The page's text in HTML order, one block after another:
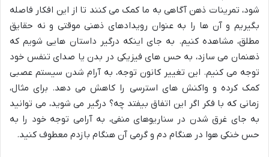
شود، تمرینات ذهن آگاهی به ما کمک می کنند تا از این افکار فاصله
بگیریم و آن ها را به عنوان رویدادهای ذهنی موقتی و نه حقایق
مطلق، مشاهده کنیم. به جای اینکه درگیر داستان هایی شویم که
ذهنمان می سازد، به حس های فیزیکی در بدن یا صدای تنفس خود
توجه می کنیم. این تغییر کانون توجه، به آرام شدن سیستم عصبی
کمک کرده و واکنش های استرسی را کاهش می دهد. برای مثال،
زمانی که با فکر اگر این اتفاق بیفتد چه؟ درگیر می شوید، می توانید
به جای غرق شدن در سناریوهای منفی، به آرامی توجه خود را به
حس خنکی هوا در هنگام دم و گرمی آن هنگام بازدم معطوف کنید.